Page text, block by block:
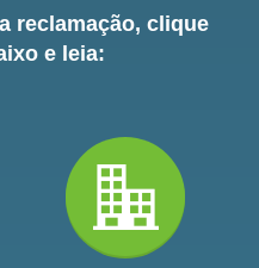
reclamação, clique
e leia: